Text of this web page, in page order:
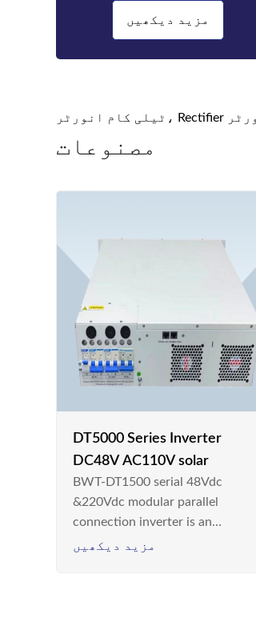
مزید دیکھیں
مصنوعات
DT5000 Series Inverter
DC48V AC110V solar
BWT-DT1500 serial 48Vdc
&220Vdc modular parallel
connection inverter is an
inversion device that converts
مزید دیکھیں